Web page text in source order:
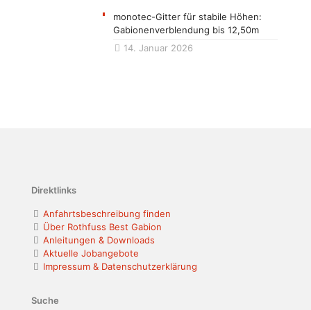
monotec-Gitter für stabile Höhen:
Gabionenverblendung bis 12,50m
14. Januar 2026
Direktlinks
Anfahrtsbeschreibung finden
Über Rothfuss Best Gabion
Anleitungen & Downloads
Aktuelle Jobangebote
Impressum & Datenschutzerklärung
Suche